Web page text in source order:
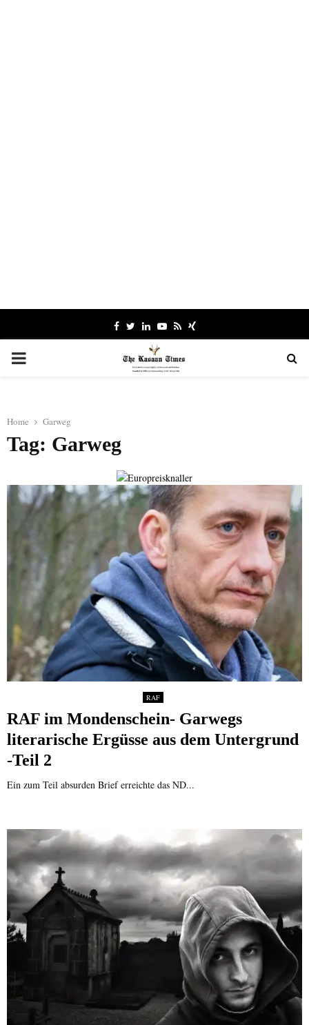
Facebook
TwitterLinkedinYoutube
RssXing
PRIMARY
Home Garweg
Tag: Garweg
RAF
RAF im Mondenschein- Garwegs
literarische Ergüsse aus dem Untergrund
-Teil 2
Ein zum Teil absurden Brief erreichte das ND...